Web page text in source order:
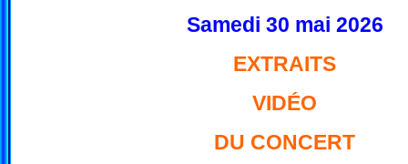
Samedi 30 mai 2026
EXTRAITS
VIDÉO
DU CONCERT